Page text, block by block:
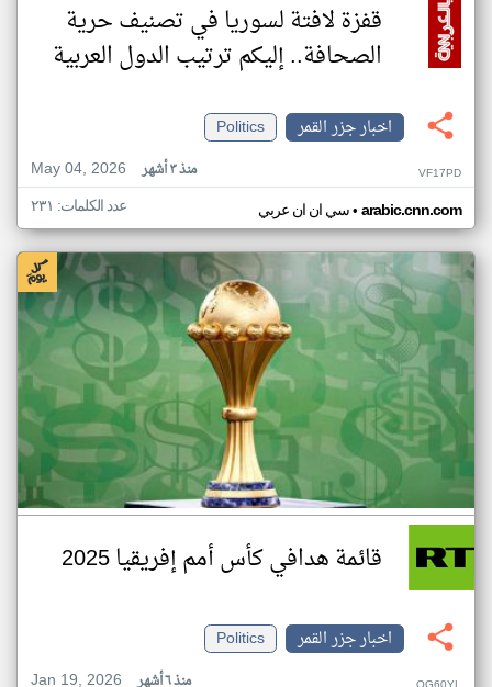
قفزة لافتة لسوريا في تصنيف حرية
الصحافة.. إليكم ترتيب الدول العربية
اخبار جزر القمر
Politics
May 04, 2026
منذ ٣ أشهر VF17PD
سي ان ان عربي• arabic.cnn.com عدد الكلمات: ٢٣١
قائمة هدافي كأس أمم إفريقيا 2025
اخبار جزر القمر
Politics
Jan 19, 2026
منذ ٦ أشهر